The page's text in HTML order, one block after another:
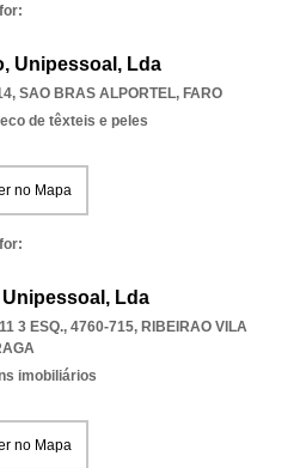
Unipessoal, Lda
, SAO BRAS ALPORTEL, FARO
de têxteis e peles
no Mapa
Lda
3 ESQ., 4760-715, RIBEIRAO VILA
imobiliários
no Mapa